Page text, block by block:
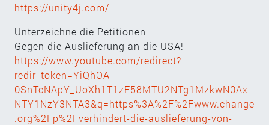
https://unity4j.com/
Unterzeichne die Petitionen
Gegen die Auslieferung an die USA!
https://www.youtube.com/redirect?
redir_token=YiQhOA-
0SnTcNApY_UoXh1T1zF58MTU2NTg1MzkwN0Ax
NTY1NzY3NTA3&q=https%3A%2F%2Fwww.change
.org%2Fp%2Fverhindert-die-auslieferung-von-